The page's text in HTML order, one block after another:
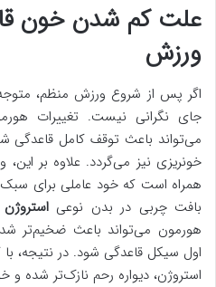
علت کم شدن خون
ورزش
اگر پس از شروع ورزش منظم،
جای نگرانی نیست. تغییرات
می‌تواند باعث توقف کامل قاعدگی
خونریزی نیز می‌گردد. علاوه بر
همراه است که خود عاملی برای
بافت چربی در بدن نوعیاستروژن
هورمون می‌تواند باعث ضخیم‌تر
اول سیکل قاعدگی شود. در نتیجه،
استروژن، دیواره رحم نازک‌تر شده